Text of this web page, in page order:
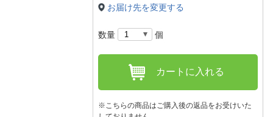
お届け先を変更する
数量 個
カートに入れる
※こちらの商品はご購入後の返品をお受けいた